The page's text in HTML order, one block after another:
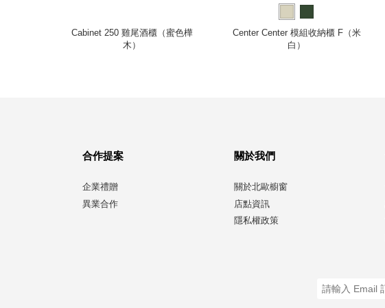
Cabinet 250 雞尾酒櫃（蜜色樺
木）
Center Center 模組收納櫃 F（米
白）
合作提案
企業禮贈
異業合作
關於我們
關於北歐櫥窗
店點資訊
隱私權政策